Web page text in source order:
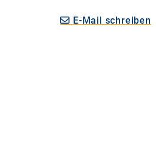
E-Mail schreiben